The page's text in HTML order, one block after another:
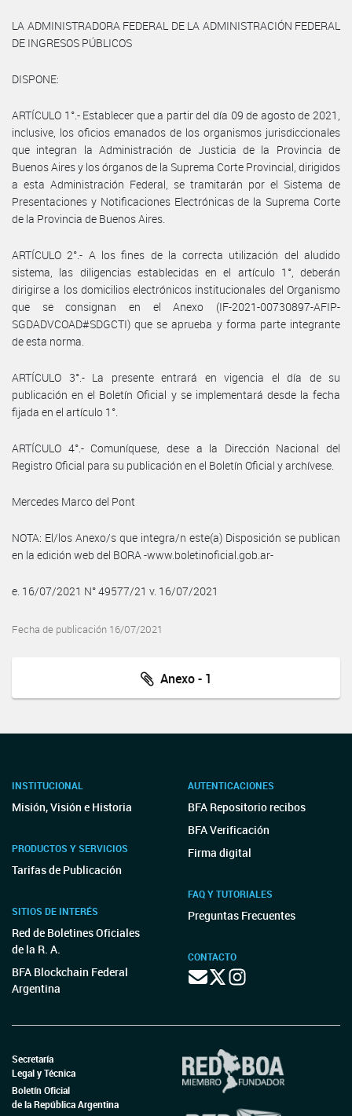
LA ADMINISTRADORA FEDERAL DE LA ADMINISTRACIÓN FEDERAL
DE INGRESOS PÚBLICOS
DISPONE:
ARTÍCULO 1°.- Establecer que a partir del día 09 de agosto de 2021,
inclusive, los oficios emanados de los organismos jurisdiccionales
que integran la Administración de Justicia de la Provincia de
Buenos Aires y los órganos de la Suprema Corte Provincial, dirigidos
a esta Administración Federal, se tramitarán por el Sistema de
Presentaciones y Notificaciones Electrónicas de la Suprema Corte
de la Provincia de Buenos Aires.
ARTÍCULO 2°.- A los fines de la correcta utilización del aludido
sistema, las diligencias establecidas en el artículo 1°, deberán
dirigirse a los domicilios electrónicos institucionales del Organismo
que se consignan en el Anexo (IF-2021-00730897-AFIP-
SGDADVCOAD#SDGCTI) que se aprueba y forma parte integrante
de esta norma.
ARTÍCULO 3°.- La presente entrará en vigencia el día de su
publicación en el Boletín Oficial y se implementará desde la fecha
fijada en el artículo 1°.
ARTÍCULO 4°.- Comuníquese, dese a la Dirección Nacional del
Registro Oficial para su publicación en el Boletín Oficial y archívese.
Mercedes Marco del Pont
NOTA: El/los Anexo/s que integra/n este(a) Disposición se publican
en la edición web del BORA -www.boletinoficial.gob.ar-
e. 16/07/2021 N° 49577/21 v. 16/07/2021
Fecha de publicación 16/07/2021
Anexo - 1
INSTITUCIONAL
Misión, Visión e Historia
PRODUCTOS Y SERVICIOS
Tarifas de Publicación
SITIOS DE INTERÉS
Red de Boletines Oficiales
de la R. A.
BFA Blockchain Federal
Argentina
AUTENTICACIONES
BFA Repositorio recibos
BFA Verificación
Firma digital
FAQ Y TUTORIALES
Preguntas Frecuentes
CONTACTO
Secretaría
Legal y Técnica
Boletín Oficial
de la República Argentina